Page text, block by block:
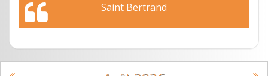
Saint Bertrand